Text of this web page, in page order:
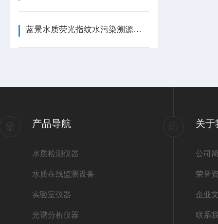
蓝景水质荧光指纹水污染溯源仪维持高精度的办法
产品导航
水质检测仪器
水质在线监测设备
实验室仪器
光谱分析仪器
关于
公司
荣誉
企业
联系